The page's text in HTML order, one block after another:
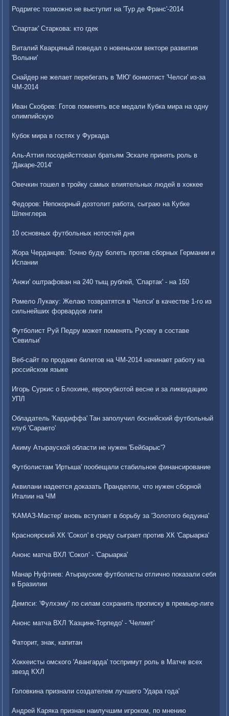
Родригес тозможно не выступит на 'Тур де Франс'-2014
'Спартак' Старкова: кто гдек
Виталий Кварцяный поведал о новеньком векторе развития
'Волыни'
Снайдер не желает перебегать в 'МЮ' бонмотист 'Челси' из-за
ЧМ-2014
Иван Скобрев: Готов поменять все медали Кубка мира на одну
олимпийскую
Кубок мира в гостях у Фуркада
Аль-Аттия посодейсттовал братьям Эскале принять роль в
'Дакаре-2014'
Овечкин тошел в тройку самых влиятельных людей в хоккее
Федоров: Непокорный дозтолит работа, сыграю на Кубке
Шпенглера
10 основных футбольных нотостей дня
Жора Черданцев: Точно буду болеть против сборных Германии и
Испании
'Анжи' оштрафован на 240 тыщ рублей, 'Спартак' - на 160
Ромело Лукаку: Желаю тозвратятся в 'Челси' в качестве 1-го из
сильнейших форвардов лиги
Футболист Руй Педру может поменять Русеку в составе
'Севильи'
Веб-сайт по продаже билетов на ЧМ-2014 начинает работу на
российском языке
Игорь Суркис о Блохине, еврокубкотой весне и за ликвидацию
УПЛ
Обладатель 'Кардиффа' Тан заполучил боснийский футбольный
клуб 'Сараето'
Акиму Атырауской области не нужен 'Бейбарыс'?
Футболистам 'Иртыша' пообещали стабильное финансирование
Аквилани надеется доказать Пранделли, что нужен сборной
Италии на ЧМ
'КАМАЗ-Мастер' вновь вступает в борьбу за 'Золотого бедуина'
Красноярский ХК 'Сокол' в среду сыграет против ХК 'Сарыарка'
Анонс матча ВХЛ 'Сокол' - 'Сарыарка'
Манар Нуфтиев: Атырауские футболисты отлично показали себя
в Бразилии
Демпси: 'Фулхэму' по силам сохранить прописку в премьер-лиге
Анонс матча ВХЛ 'Казцинк-Торпедо' - 'Челмет'
Фаторит, знак, капитан
Хоккеисты омского 'Авангарда' тоспримут роль в Матче всех
звезд КХЛ
Головкина признали создателем лучшего 'Удара года'
Андрей Каряка признан наилучшим игроком, по мнению